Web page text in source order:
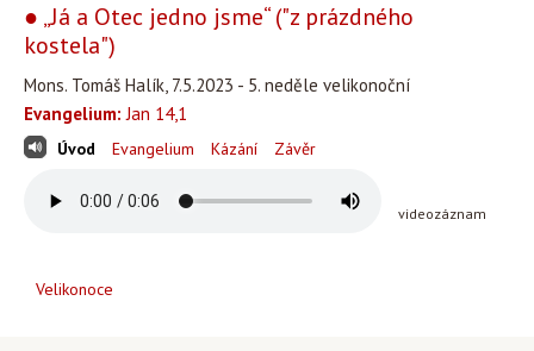
● „Já a Otec jedno jsme“ ("z prázdného
kostela")
Mons. Tomáš Halík, 7.5.2023 - 5. neděle velikonoční
Evangelium: Jan 14,1
Úvod Evangelium Kázání Závěr
videozáznam
Velikonoce